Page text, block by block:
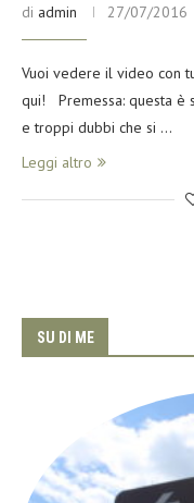
di admin 27/07/2016
Vuoi vedere il video con
qui! Premessa: questa è
e troppi dubbi che si …
Leggi altro
SU DI ME